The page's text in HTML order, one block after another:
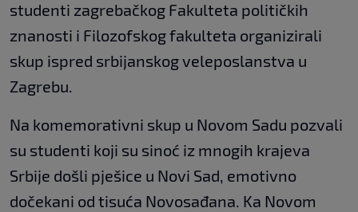
studenti zagrebačkog Fakulteta političkih
znanosti i Filozofskog fakulteta organizirali
skup ispred srbijanskog veleposlanstva u
Zagrebu.
Na komemorativni skup u Novom Sadu pozvali
su studenti koji su sinoć iz mnogih krajeva
Srbije došli pješice u Novi Sad, emotivno
dočekani od tisuća Novosađana. Ka Novom